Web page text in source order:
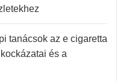
tanácsok az e cigaretta
és a